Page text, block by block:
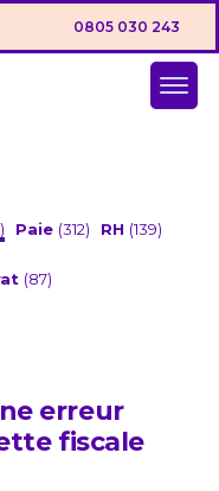
0805 030 243
Paie (312) RH (139)
(87)
erreur
fiscale